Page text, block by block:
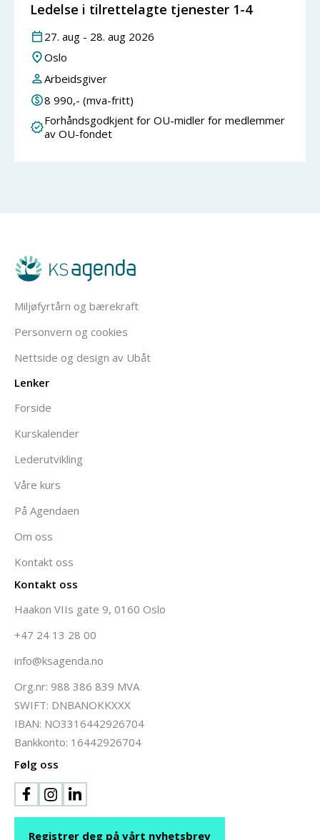
Ledelse i tilrettelagte tjenester 1-4
27. aug - 28. aug 2026
Oslo
Arbeidsgiver
8 990,- (mva-fritt)
Forhåndsgodkjent for OU-midler for medlemmer
av OU-fondet
Miljøfyrtårn og bærekraft
Personvern og cookies
Nettside og design av Ubåt
Lenker
Forside
Kurskalender
Lederutvikling
Våre kurs
På Agendaen
Om oss
Kontakt oss
Kontakt oss
Haakon VIIs gate 9, 0160 Oslo
+47 24 13 28 00
info@ksagenda.no
Org.nr: 988 386 839 MVA
SWIFT: DNBANOKKXXX
IBAN: NO3316442926704
Bankkonto: 16442926704
Følg oss
Registrer deg på vårt nyhetsbrev